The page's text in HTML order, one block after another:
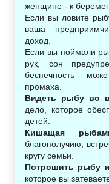
женщине - к
Если вы ловите
ваша
доход.
Если вы поймали
рук, сон
беспечность
промаха.
Видеть рыбу во
дело, которое
детей.
Кишащая
благополучию,
кругу семьи.
Потрошить рыбу
которое вы